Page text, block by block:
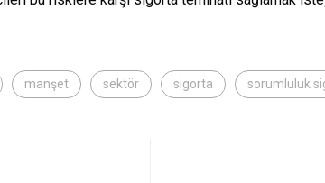
manşet sektör sigorta sorumluluk